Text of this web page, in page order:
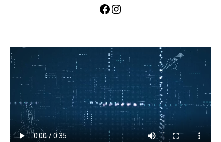
Facebook
Instagram